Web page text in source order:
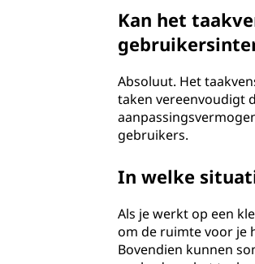
Kan het
Absoluut. Het
taken vereenvoudigt
gebruikers.
In welke
Als je werkt op een
om de ruimte voor je
Bovendien kunnen